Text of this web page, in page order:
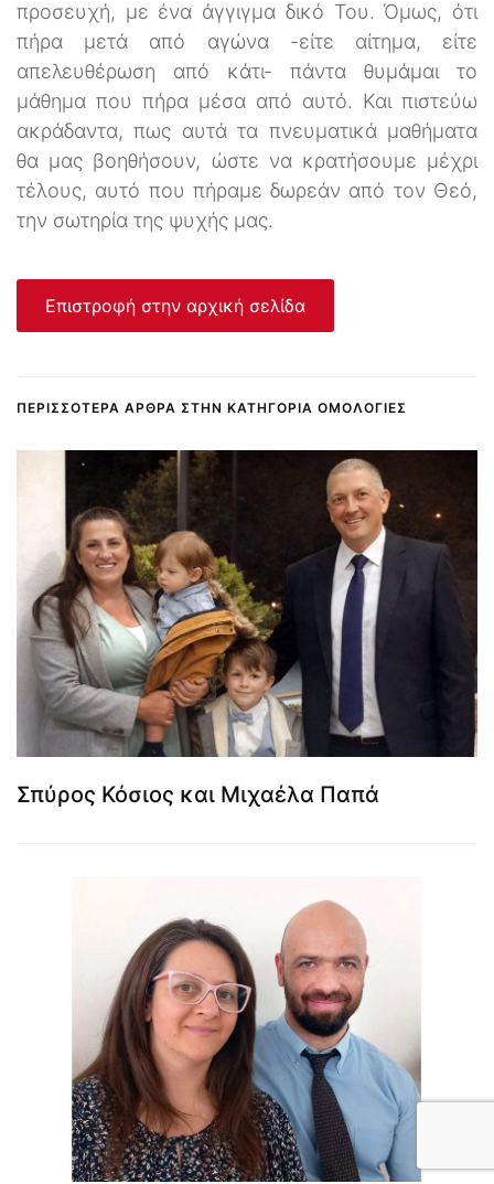
προσευχή, με ένα άγγιγμα δικό Του. Όμως, ότι
πήρα μετά από αγώνα -είτε αίτημα, είτε
απελευθέρωση από κάτι- πάντα θυμάμαι το
μάθημα που πήρα μέσα από αυτό. Και πιστεύω
ακράδαντα, πως αυτά τα πνευματικά μαθήματα
θα μας βοηθήσουν, ώστε να κρατήσουμε μέχρι
τέλους, αυτό που πήραμε δωρεάν από τον Θεό,
την σωτηρία της ψυχής μας.
Επιστροφή στην αρχική σελίδα
ΠΕΡΙΣΣΌΤΕΡΑ ΆΡΘΡΑ ΣΤΗΝ ΚΑΤΗΓΟΡΊΑ ΟΜΟΛΟΓΊΕΣ
Σπύρος Κόσιος και Μιχαέλα Παπά